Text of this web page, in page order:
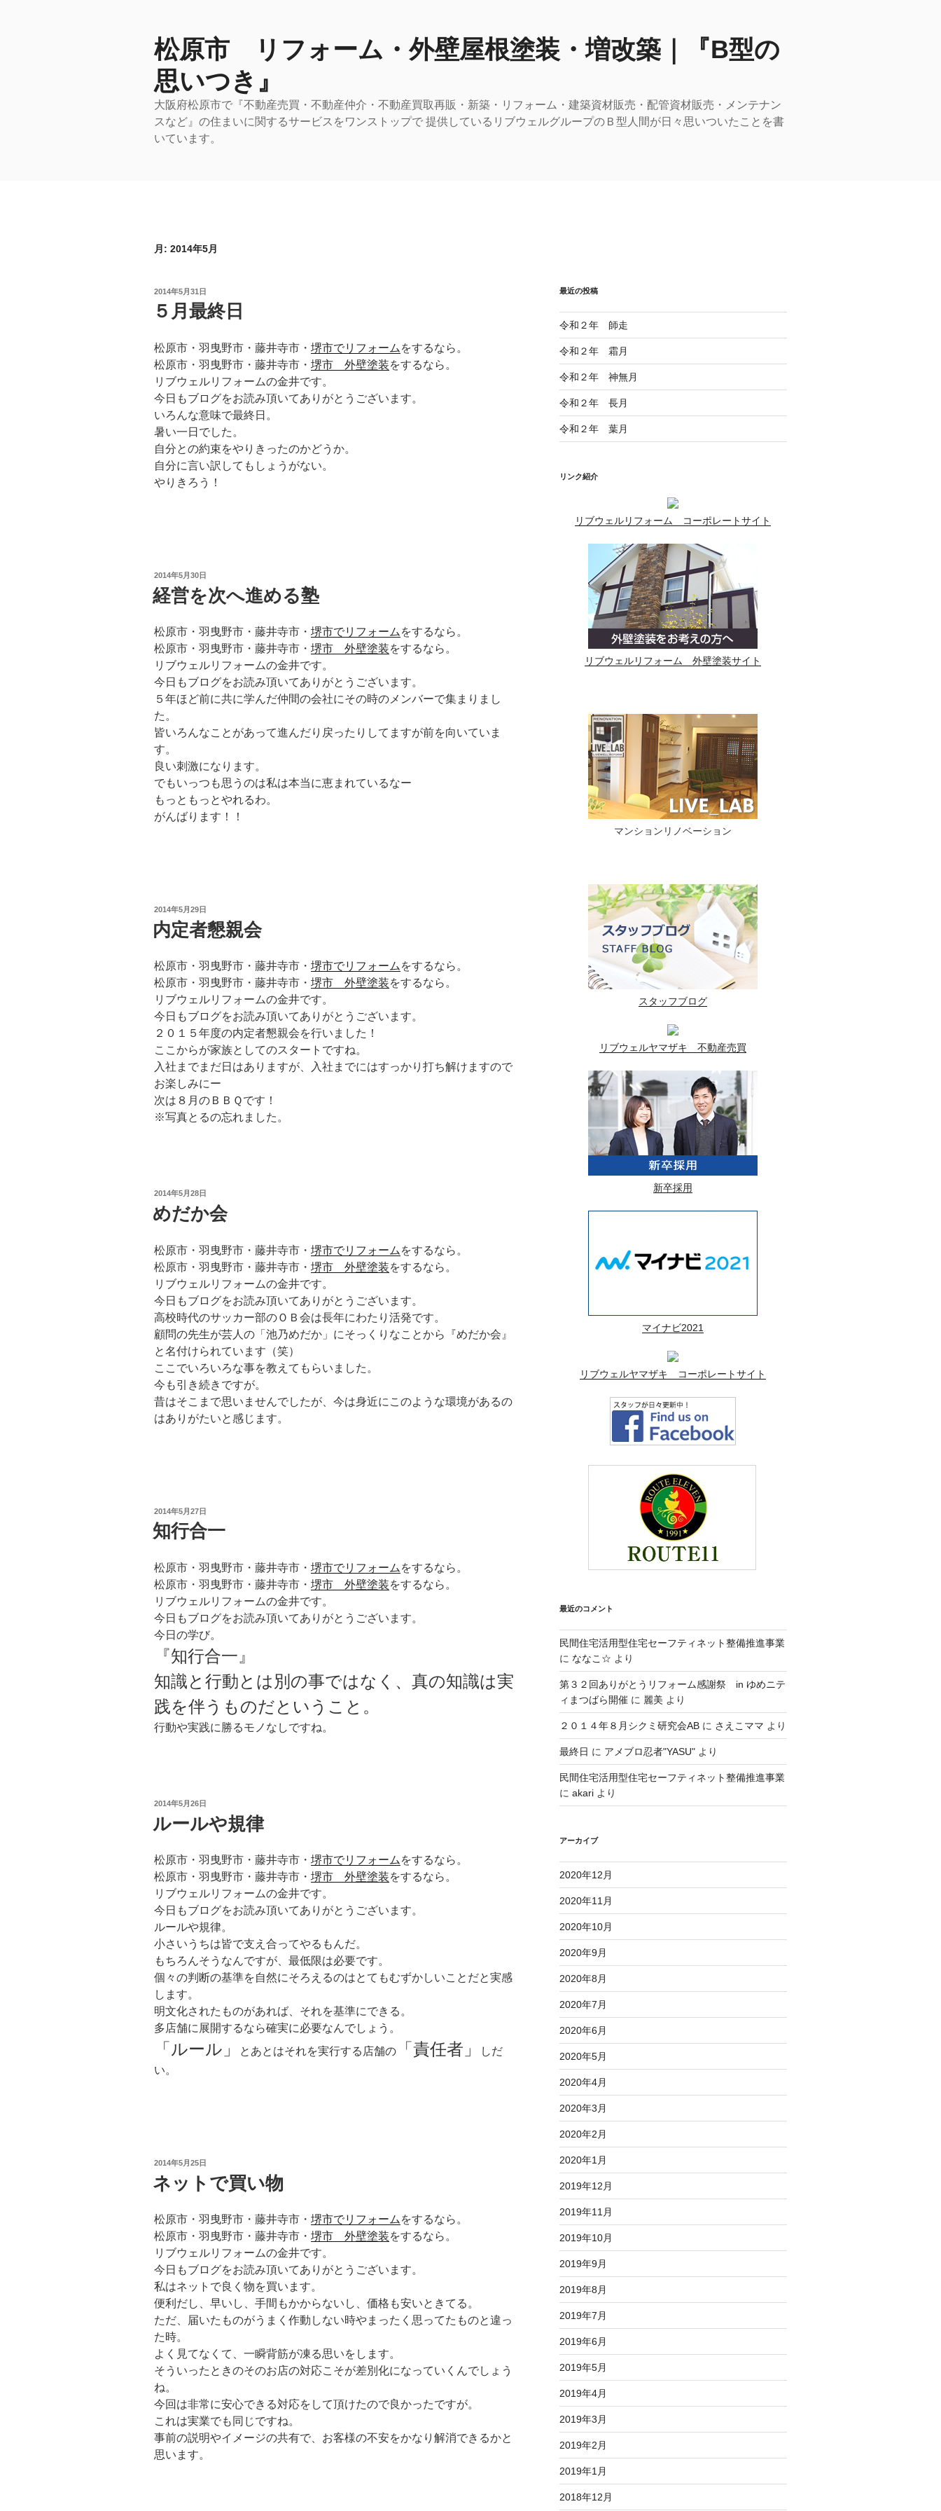
松原市 リフォーム・外壁屋根塗装・増改築｜『B型の
思いつき』
大阪府松原市で『不動産売買・不動産仲介・不動産買取再販・新築・リフォーム・建築資材販売・配管資材販売・メンテナン
スなど』の住まいに関するサービスをワンストップで 提供しているリブウェルグループのＢ型人間が日々思いついたことを書
いています。
月: 2014年5月
投
日:
2014年5月31日
５月最終日
松原市・羽曳野市・藤井寺市・ 堺市でリフォーム をするなら。
松原市・羽曳野市・藤井寺市・ 堺市 外壁塗装をするなら。
リブウェルリフォームの金井です。
今日もブログをお読み頂いてありがとうございます。
いろんな意味で最終日。
暑い一日でした。
自分との約束をやりきったのかどうか。
自分に言い訳してもしょうがない。
やりきろう！
投
稿
日:
2014年5月30日
経営を次へ進める塾
松原市・羽曳野市・藤井寺市・ 堺市でリフォーム をするなら。
松原市・羽曳野市・藤井寺市・ 堺市 外壁塗装をするなら。
リブウェルリフォームの金井です。
今日もブログをお読み頂いてありがとうございます。
５年ほど前に共に学んだ仲間の会社にその時のメンバーで集まりまし
た。
皆いろんなことがあって進んだり戻ったりしてますが前を向いていま
す。
良い刺激になります。
でもいっつも思うのは私は本当に恵まれているなー
もっともっとやれるわ。
がんばります！！
投
稿
日:
2014年5月29日
内定者懇親会
松原市・羽曳野市・藤井寺市・ 堺市でリフォーム をするなら。
松原市・羽曳野市・藤井寺市・ 堺市 外壁塗装をするなら。
リブウェルリフォームの金井です。
今日もブログをお読み頂いてありがとうございます。
２０１５年度の内定者懇親会を行いました！
ここからが家族としてのスタートですね。
入社までまだ日はありますが、入社までにはすっかり打ち解けますので
お楽しみにー
次は８月のＢＢＱです！
※写真とるの忘れました。
投
日:
2014年5月28日
めだか会
松原市・羽曳野市・藤井寺市・ 堺市でリフォーム をするなら。
松原市・羽曳野市・藤井寺市・ 堺市 外壁塗装をするなら。
リブウェルリフォームの金井です。
今日もブログをお読み頂いてありがとうございます。
高校時代のサッカー部のＯＢ会は長年にわたり活発です。
顧問の先生が芸人の「池乃めだか」にそっくりなことから『めだか会』
と名付けられています（笑）
ここでいろいろな事を教えてもらいました。
今も引き続きですが。
昔はそこまで思いませんでしたが、今は身近にこのような環境があるの
はありがたいと感じます。
投
稿
日:
2014年5月27日
知行合一
松原市・羽曳野市・藤井寺市・ 堺市でリフォーム をするなら。
松原市・羽曳野市・藤井寺市・ 堺市 外壁塗装をするなら。
リブウェルリフォームの金井です。
今日もブログをお読み頂いてありがとうございます。
今日の学び。
『知行合一』
知識と行動とは別の事ではなく、真の知識は実
践を伴うものだということ。
行動や実践に勝るモノなしですね。
投
日:
2014年5月26日
ルールや規律
松原市・羽曳野市・藤井寺市・ 堺市でリフォーム をするなら。
松原市・羽曳野市・藤井寺市・ 堺市 外壁塗装をするなら。
リブウェルリフォームの金井です。
今日もブログをお読み頂いてありがとうございます。
ルールや規律。
小さいうちは皆で支え合ってやるもんだ。
もちろんそうなんですが、最低限は必要です。
個々の判断の基準を自然にそろえるのはとてもむずかしいことだと実感
します。
明文化されたものがあれば、それを基準にできる。
多店舗に展開するなら確実に必要なんでしょう。
「ルール」 とあとはそれを実行する店舗の 「責任者」
しだ
い。
投
日:
2014年5月25日
ネットで買い物
松原市・羽曳野市・藤井寺市・ 堺市でリフォーム をするなら。
松原市・羽曳野市・藤井寺市・ 堺市 外壁塗装をするなら。
リブウェルリフォームの金井です。
今日もブログをお読み頂いてありがとうございます。
私はネットで良く物を買います。
便利だし、早いし、手間もかからないし、価格も安いときてる。
ただ、届いたものがうまく作動しない時やまったく思ってたものと違っ
た時。
よく見てなくて、一瞬背筋が凍る思いをします。
そういったときのそのお店の対応こそが差別化になっていくんでしょう
ね。
今回は非常に安心できる対応をして頂けたので良かったですが。
これは実業でも同じですね。
事前の説明やイメージの共有で、お客様の不安をかなり解消できるかと
思います。
最近の投稿
令和２年 師走
令和２年 霜月
令和２年 神無月
令和２年 長月
令和２年 葉月
リンク紹介
リブウェルリフォーム コーポレートサイト
リブウェルリフォーム 外壁塗装サイト
マンションリノベーション
スタッフブログ
リブウェルヤマザキ 不動産売買
新卒採用
マイナビ2021
リブウェルヤマザキ コーポレートサイト
最近のコメント
民間住宅活用型住宅セーフティネット整備推進事業
に ななこ☆ より
第３２回ありがとうリフォーム感謝祭 in ゆめニテ
ィまつばら開催に 麗美 より
２０１４年８月シクミ研究会ABに さえこママ より
最終日 に アメブロ忍者"YASU"より
民間住宅活用型住宅セーフティネット整備推進事業
に akariより
アーカイブ
2020年12月
2020年11月
2020年10月
2020年9月
2020年8月
2020年7月
2020年6月
2020年5月
2020年4月
2020年3月
2020年2月
2020年1月
2019年12月
2019年11月
2019年10月
2019年9月
2019年8月
2019年7月
2019年6月
2019年5月
2019年4月
2019年3月
2019年2月
2019年1月
2018年12月